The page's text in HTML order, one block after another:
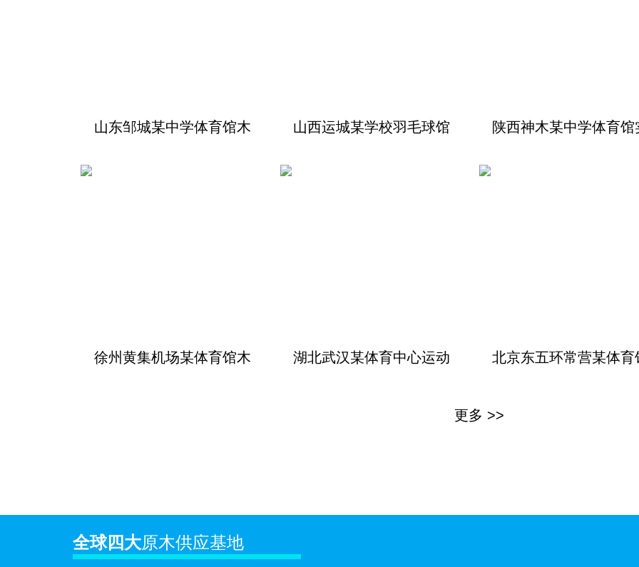
山东邹城某中学体育馆木 山西运城某学校羽毛球馆 陕西神木某中学体育馆
徐州黄集机场某体育馆木 湖北武汉某体育中心运动 北京东五环常营某体育
更多 >>
全球四大原木供应基地